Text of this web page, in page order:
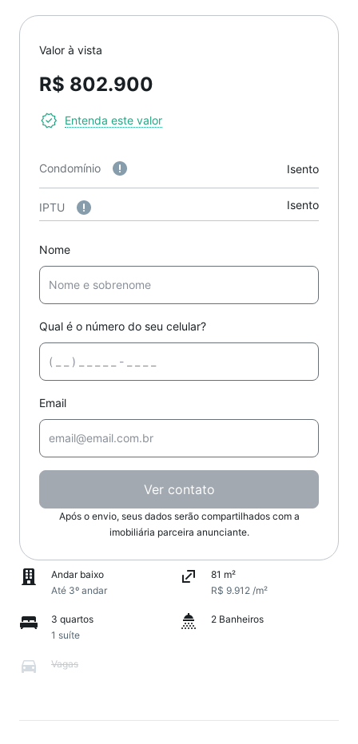
Valor à vista
R$ 802.900
Entenda este valor
Condomínio Isento
IPTU Isento
Nome
Qual é o número do seu celular?
Email
Ver contato
Após o envio, seus dados serão compartilhados com a
imobiliária parceira anunciante.
Andar baixo
Até 3º andar
81 m²
R$ 9.912 /m²
3 quartos
1 suíte
2 Banheiros
Vagas